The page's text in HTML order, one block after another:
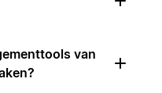
van